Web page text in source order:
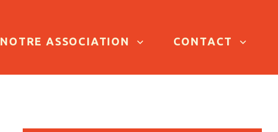
NOTRE ASSOCIATION CONTACT